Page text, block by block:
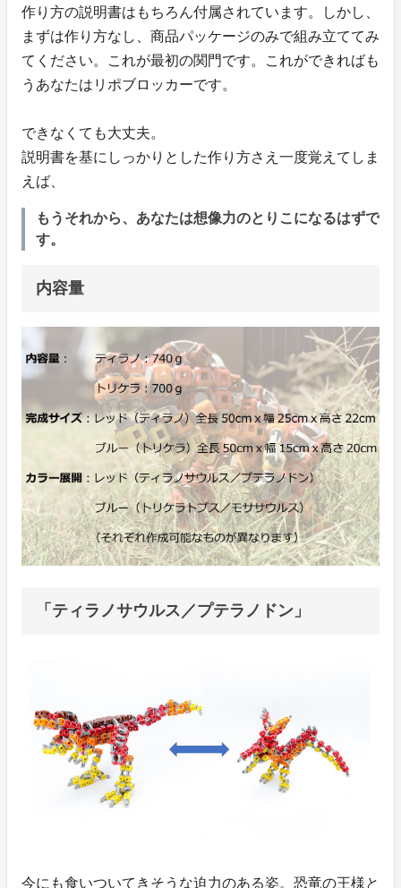
作り方の説明書はもちろん付属されています。しかし、
まずは作り方なし、商品パッケージのみで組み立ててみ
てください。これが最初の関門です。これができればも
うあなたはリポブロッカーです。
できなくても大丈夫。
説明書を基にしっかりとした作り方さえ一度覚えてしま
えば、
もうそれから、あなたは想像力のとりこになるはずで
す。
内容量
「ティラノサウルス／プテラノドン」
今にも食いついてきそうな迫力のある姿。恐竜の王様と